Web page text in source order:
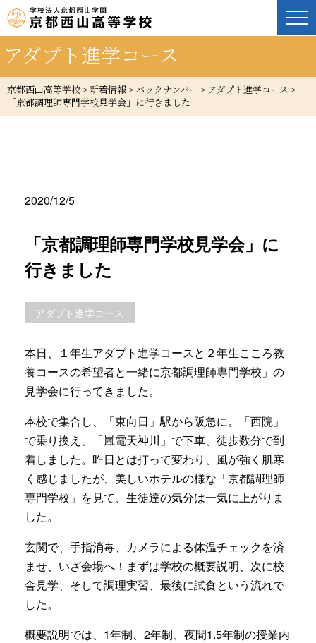
アダプト進学コース
京都西山高等学校 > 新着情報 > バックナンバー > アダプト進学コース >
「京都調理師専門学校見学会」に行きました
2020/12/5
「京都調理師専門学校見学会」に
行きました
アダプト進学コース
本日、１年生アダプト進学コースと２年生こころ教
養コースの希望者と一緒に京都調理師専門学校」の
見学会に行ってきました。
本校で集合し、「東向日」駅から阪急に。「西院」
で乗り換え、「嵐電天神川」で下車、徒歩数分で到
着しました。昨日とは打って変わり、風が強く肌寒
く感じましたが、美しいホテルの様な「京都調理師
専門学校」を見て、生徒達の気分は一気に上がりま
した。
玄関で、手指消毒、カメラによる体温チェックを済
ませ、いざ会場へ！まずは学校の概要説明、次に校
舎見学、そして調理実習、最後に試食という流れで
した。
概要説明では、1年制、2年制、夜間1.5年制の授業内